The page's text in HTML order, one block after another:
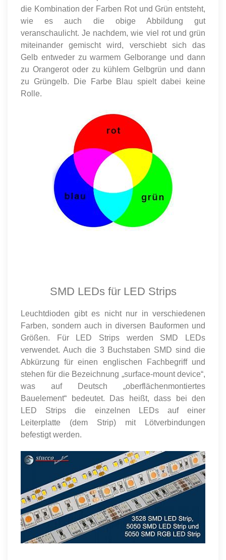
die Kombination der Farben Rot und Grün entsteht,
wie es auch die obige Abbildung gut
veranschaulicht. Je nachdem, wie viel rot und grün
miteinander gemischt wird, verschiebt sich das
Gelb entweder zu warmem Gelborange und dann
zu Orangerot oder zu kühlem Gelbgrün und dann
zu Grüngelb. Die Farbe Blau spielt dabei keine
Rolle.
SMD LEDs für LED Strips
Leuchtdioden gibt es nicht nur in verschiedenen
Farben, sondern auch in diversen Bauformen und
Größen. Für LED Strips werden SMD LEDs
verwendet. Auch die 3 Buchstaben SMD sind die
Abkürzung für einen englischen Fachbegriff und
stehen für die Bezeichnung „surface-mount device“,
was auf Deutsch „oberflächenmontiertes
Bauelement“ bedeutet. Das heißt, dass bei den
LED Strips die einzelnen LEDs auf einer
Leiterplatte (dem Strip) mit Lötverbindungen
befestigt werden.